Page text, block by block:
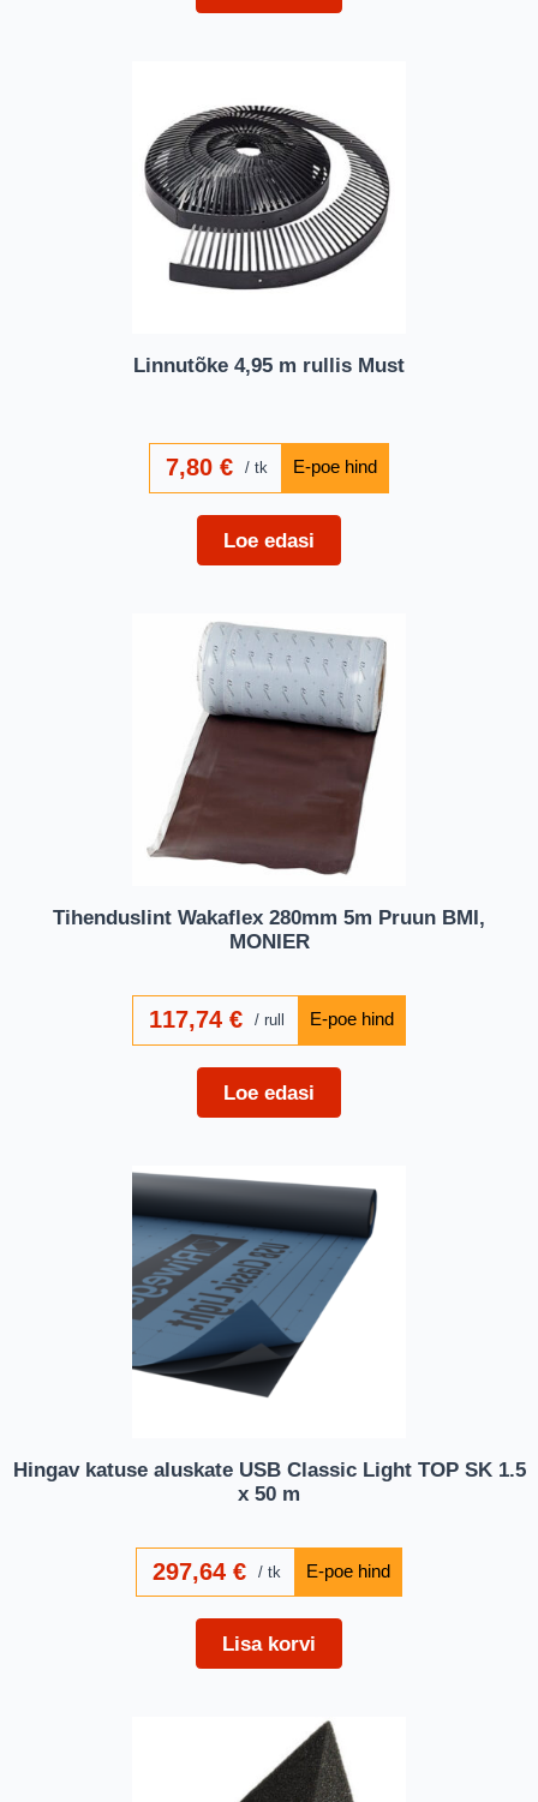
Linnutõke 4,95 m rullis Must
7,80€ tk
Loe edasi
Tihenduslint Wakaflex 280mm 5m Pruun BMI,
MONIER
117,74€ rull
Loe edasi
Hingav katuse aluskate USB Classic Light TOP SK 1.5
x 50 m
297,64€ tk
Lisa korvi